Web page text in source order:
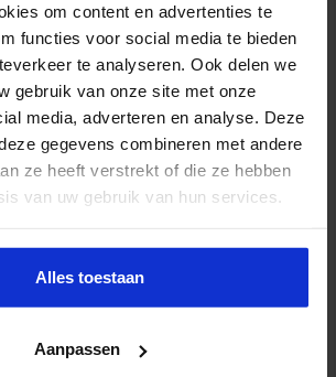
om content en advertenties te
functies voor social media te bieden
te analyseren. Ook delen we
gebruik van onze site met onze
media, adverteren en analyse. Deze
gegevens combineren met andere
ze heeft verstrekt of die ze hebben
van uw gebruik van hun services.
Alles toestaan
Aanpassen
zorg en veiligheid